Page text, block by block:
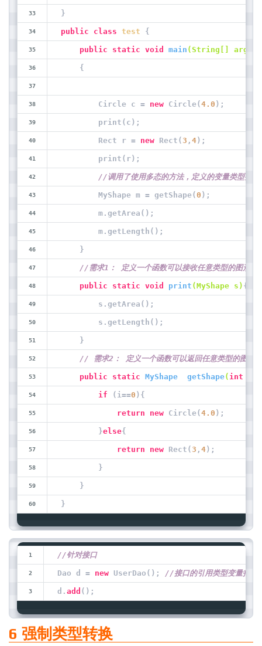
}
public class test {
public static void main (String[] args)
    {
        Circle c =
new Circle( 4.0 );
        print(c);
        Rect r =
new Rect( 3 , 4);
        print(r);
//调用了使用多态的方法，定义的变量类型要与
        MyShape m = getShape(
0 );
        m.getArea();
        m.getLength();
    }
//需求1： 定义一个函数可以接收任意类型的图形对
public static void print (MyShape s) {
        s.getArea();
        s.getLength();
    }
// 需求2： 定义一个函数可以返回任意类型的图形
public static MyShape getShape( int
if (i==0 ){
return new Circle( 4.0 );
        }
else{
return new Rect( 3 , 4);
        }
    }
}
//针对接口
Dao d = new UserDao(); //接口的引用类型变量指向
d. add ();
6 强制类型转换